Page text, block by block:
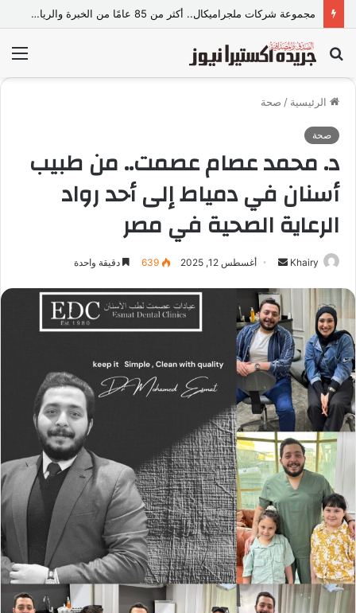
مجموعة شركات ملجراميكال.. أكثر من 85 عامًا من الخبرة والريادة في صناعة وتجارة الموازين
بحث
عن
الرئيسية / صحة
صحة
د. محمد عصام عصمت.. من طبيب
أسنان في دمياط إلى أحد رواد
الرعاية الصحية في مصر
Khairy
س
ل
ب
ر
ي
د
ا
إ
ل
ك
ر
و
ن
ي
ا
أغسطس 12, 2025 639 دقيقة واحدة